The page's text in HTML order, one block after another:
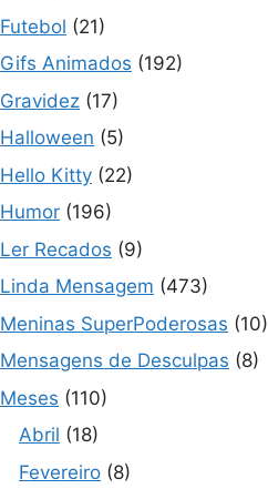
Futebol (21)
Gifs Animados (192)
Gravidez (17)
Halloween (5)
Hello Kitty (22)
Humor (196)
Ler Recados (9)
Linda Mensagem (473)
Meninas SuperPoderosas (10)
Mensagens de Desculpas (8)
Meses (110)
Abril (18)
Fevereiro (8)